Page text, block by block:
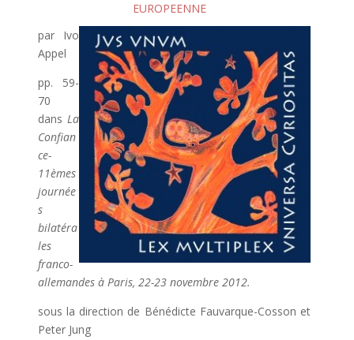
EUROPEENNE
par Ivo
Appel
pp. 59-
70
dansLa
Confian
ce-
11èmes
journée
s
bilatéra
les
franco-
allemandes à Paris, 22-23 novembre 2012.
sous la direction de Bénédicte Fauvarque-Cosson et
Peter Jung